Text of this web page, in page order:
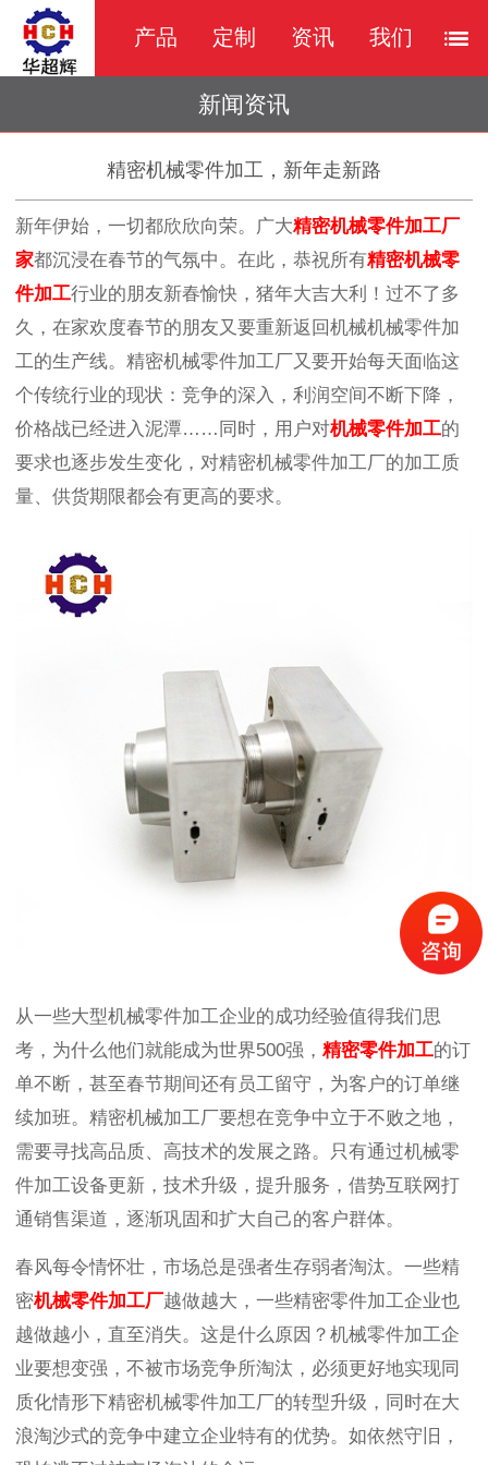
产品 定制 资讯 我们
新闻资讯
精密机械零件加工，新年走新路
新年伊始，一切都欣欣向荣。广大精密机械零件加工厂
家都沉浸在春节的气氛中。在此，恭祝所有精密机械零
件加工行业的朋友新春愉快，猪年大吉大利！过不了多
久，在家欢度春节的朋友又要重新返回机械机械零件加
工的生产线。精密机械零件加工厂又要开始每天面临这
个传统行业的现状：竞争的深入，利润空间不断下降，
价格战已经进入泥潭……同时，用户对机械零件加工的
要求也逐步发生变化，对精密机械零件加工厂的加工质
量、供货期限都会有更高的要求。
从一些大型机械零件加工企业的成功经验值得我们思
考，为什么他们就能成为世界500强， 精密零件加工的订
单不断，甚至春节期间还有员工留守，为客户的订单继
续加班。精密机械加工厂要想在竞争中立于不败之地，
需要寻找高品质、高技术的发展之路。只有通过机械零
件加工设备更新，技术升级，提升服务，借势互联网打
通销售渠道，逐渐巩固和扩大自己的客户群体。
春风每令情怀壮，市场总是强者生存弱者淘汰。一些精
密机械零件加工厂越做越大，一些精密零件加工企业也
越做越小，直至消失。这是什么原因？机械零件加工企
业要想变强，不被市场竞争所淘汰，必须更好地实现同
质化情形下精密机械零件加工厂的转型升级，同时在大
浪淘沙式的竞争中建立企业特有的优势。如依然守旧，